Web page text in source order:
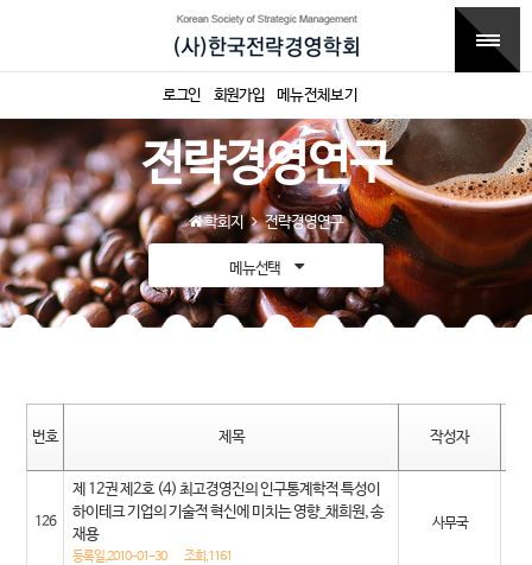
로그인 회원가입 메뉴전체보기
전략경영연구
학회지 전략경영연구
메뉴선택
번호 제목 작성자
126
제 12권 제2호 (4) 최고경영진의 인구통계학적 특성이
하이테크 기업의 기술적 혁신에 미치는 영향_채희원, 송
재용
등록일,2010-01-30 조회,1161
사무국